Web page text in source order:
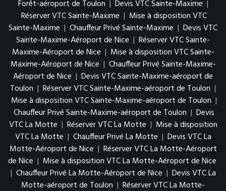
Forêt-aéroport de Toulon | Devis VTC Sainte-Maxime |
Réserver VTC Sainte-Maxime | Mise à disposition VTC
Sainte-Maxime | Chauffeur Privé Sainte-Maxime | Devis VTC
Sainte-Maxime-Aéroport de Nice | Réserver VTC Sainte-
Maxime-Aéroport de Nice | Mise à disposition VTC Sainte-
Maxime-Aéroport de Nice | Chauffeur Privé Sainte-Maxime-
Aéroport de Nice | Devis VTC Sainte-Maxime-aéroport de
Toulon | Réserver VTC Sainte-Maxime-aéroport de Toulon |
Mise à disposition VTC Sainte-Maxime-aéroport de Toulon |
Chauffeur Privé Sainte-Maxime-aéroport de Toulon | Devis
VTC La Motte | Réserver VTC La Motte | Mise à disposition
VTC La Motte | Chauffeur Privé La Motte | Devis VTC La
Motte-Aéroport de Nice | Réserver VTC La Motte-Aéroport
de Nice | Mise à disposition VTC La Motte-Aéroport de Nice
| Chauffeur Privé La Motte-Aéroport de Nice | Devis VTC La
Motte-aéroport de Toulon | Réserver VTC La Motte-